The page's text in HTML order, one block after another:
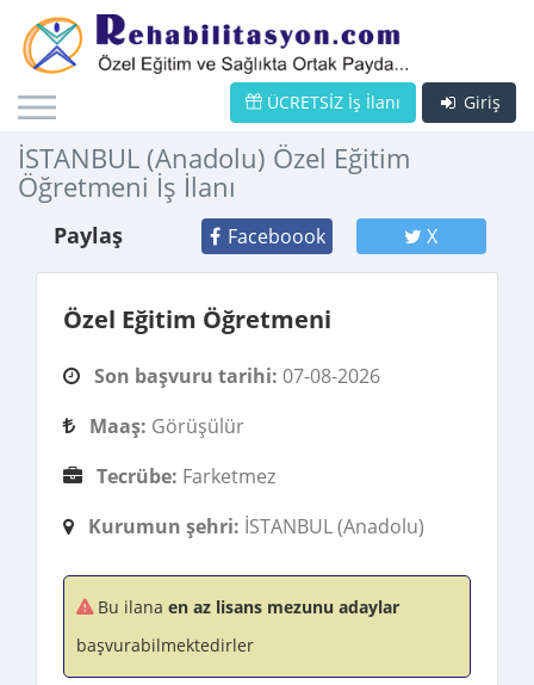
Giriş
ÜCRETSİZ İş İlanı
İSTANBUL (Anadolu) Özel Eğitim
Öğretmeni İş İlanı
Paylaş Faceboook X
Özel Eğitim Öğretmeni
Son başvuru tarihi: 07-08-2026
Maaş: Görüşülür
Tecrübe: Farketmez
Kurumun şehri: İSTANBUL (Anadolu)
Bu ilana en az lisans mezunu adaylar
başvurabilmektedirler